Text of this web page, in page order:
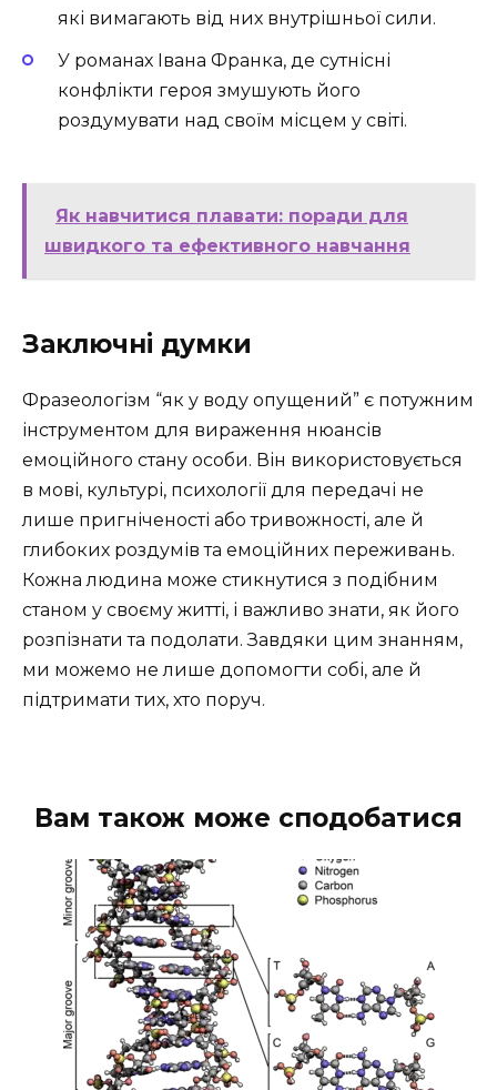
які вимагають від них внутрішньої сили.
У романах Івана Франка, де сутнісні
конфлікти героя змушують його
роздумувати над своїм місцем у світі.
Як навчитися плавати: поради для
швидкого та ефективного навчання
Заключні думки
Фразеологізм “як у воду опущений” є потужним
інструментом для вираження нюансів
емоційного стану особи. Він використовується
в мові, культурі, психології для передачі не
лише пригніченості або тривожності, але й
глибоких роздумів та емоційних переживань.
Кожна людина може стикнутися з подібним
станом у своєму житті, і важливо знати, як його
розпізнати та подолати. Завдяки цим знанням,
ми можемо не лише допомогти собі, але й
підтримати тих, хто поруч.
Вам також може сподобатися